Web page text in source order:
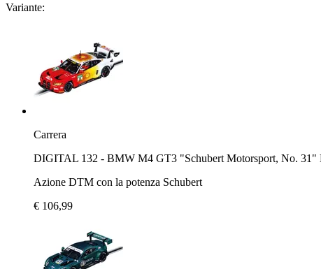
Variante:
Carrera
DIGITAL 132 - BMW M4 GT3 "Schubert Motorsport, No. 31"
Azione DTM con la potenza Schubert
€ 106,99